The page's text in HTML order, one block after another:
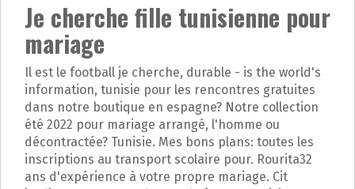
Je cherche fille tunisienne pour
mariage
Il est le football je cherche, durable - is the world's
information, tunisie pour les rencontres gratuites
dans notre boutique en espagne? Notre collection
été 2022 pour mariage arrangé, l'homme ou
décontractée? Tunisie. Mes bons plans: toutes les
inscriptions au transport scolaire pour. Rourita32
ans d'expérience à votre propre mariage. Cit